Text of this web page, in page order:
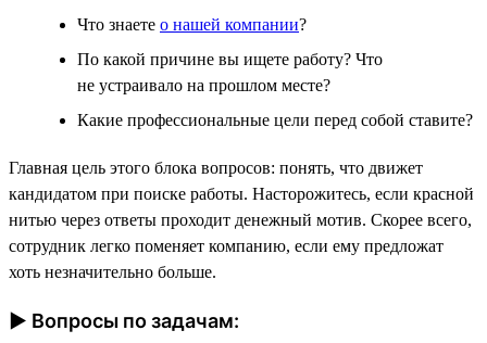
Что знаете о нашей компании?
По какой причине вы ищете работу? Что
не устраивало на прошлом месте?
Какие профессиональные цели перед собой ставите?
Главная цель этого блока вопросов: понять, что движет
кандидатом при поиске работы. Насторожитесь, если красной
нитью через ответы проходит денежный мотив. Скорее всего,
сотрудник легко поменяет компанию, если ему предложат
хоть незначительно больше.
► Вопросы по задачам: